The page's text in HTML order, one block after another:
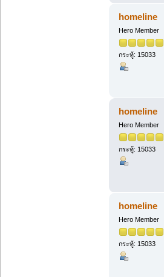
homeline
Hero Member
กระทู้: 15033
homeline
Hero Member
กระทู้: 15033
homeline
Hero Member
กระทู้: 15033